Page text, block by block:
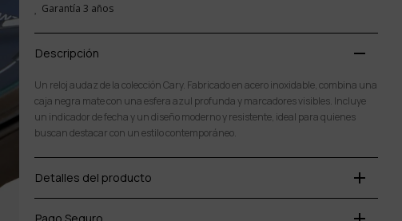
Garantía 3 años
remove
Descripción
Un reloj audaz de la colección Cary. Fabricado en acero inoxidable, combina una
caja negra mate con una esfera azul profunda y marcadores visibles. Incluye
un indicador de fecha y un diseño moderno y resistente, ideal para quienes
buscan destacar con un estilo contemporáneo.
add
Detalles del producto